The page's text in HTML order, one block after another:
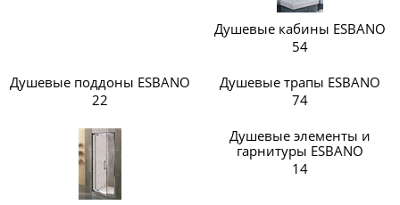
Душевые кабины ESBANO
54
Душевые поддоны ESBANO
22
Душевые трапы ESBANO
74
Душевые элементы и
гарнитуры ESBANO
14